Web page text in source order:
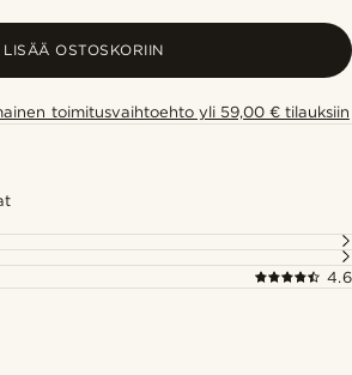
LISÄÄ OSTOSKORIIN
toimitusvaihtoehto yli 59,00 € tilauksiin
4.6